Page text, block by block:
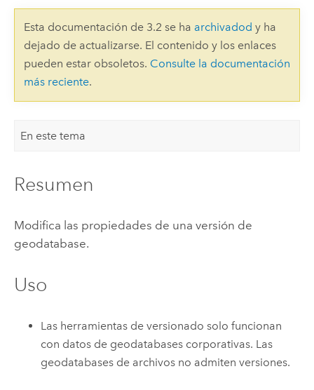
Esta documentación de 3.2 se ha archivadod y ha
dejado de actualizarse. El contenido y los enlaces
pueden estar obsoletos. Consulte la documentación
más reciente.
En este tema
Resumen
Modifica las propiedades de una versión de
geodatabase.
Uso
Las herramientas de versionado solo funcionan
con datos de geodatabases corporativas. Las
geodatabases de archivos no admiten versiones.